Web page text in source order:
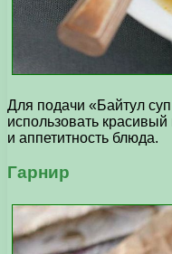
Для подачи «Байтул
использовать
и аппетитность блюда.
Гарнир